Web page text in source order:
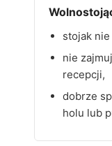
stojak
nie
recepcji,
dobrze
holu lub